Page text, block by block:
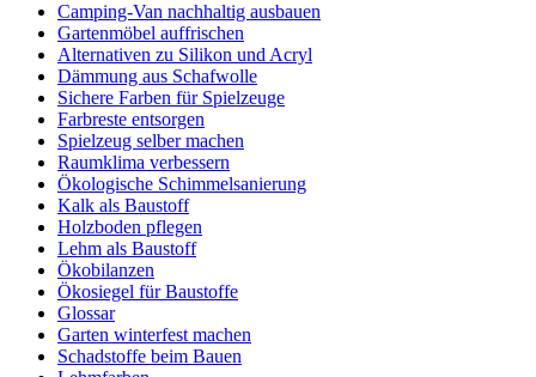
Camping-Van nachhaltig ausbauen
Gartenmöbel auffrischen
Alternativen zu Silikon und Acryl
Dämmung aus Schafwolle
Sichere Farben für Spielzeuge
Farbreste entsorgen
Spielzeug selber machen
Raumklima verbessern
Ökologische Schimmelsanierung
Kalk als Baustoff
Holzboden pflegen
Lehm als Baustoff
Ökobilanzen
Ökosiegel für Baustoffe
Glossar
Garten winterfest machen
Schadstoffe beim Bauen